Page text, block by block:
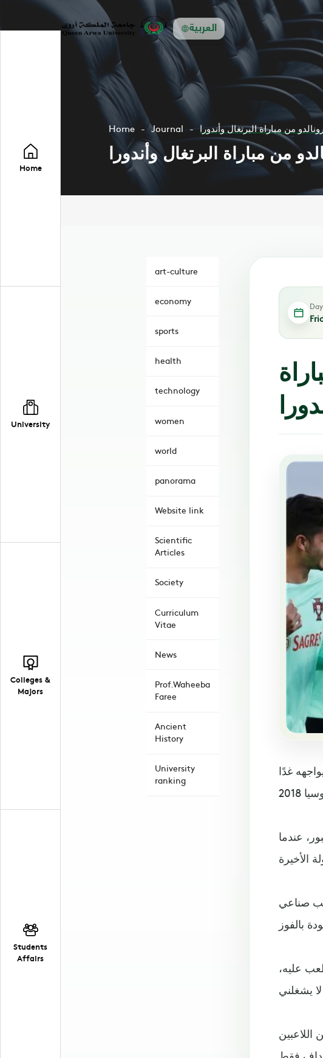
العربية
Home
University
Colleges &
Majors
Students
Affairs
Home Journal من مباراة البرتغال وأندورا
من مباراة البرتغال وأندورا
art-culture
economy
sports
health
technology
women
world
panorama
Website link
Scientific
Articles
Society
Curriculum
Vitae
News
Prof.Waheeba
Faree
Ancient
History
University
ranking
Day
غدًا
عندما
صناعي
عليه،
اللاعبين